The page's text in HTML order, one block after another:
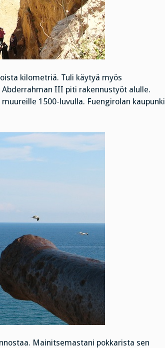
kilometriä. Tuli käytyä myös
Abderrahman III piti rakennustyöt alulle.
1500-luvulla. Fuengirolan kaupunki
Mainitsemastani pokkarista sen